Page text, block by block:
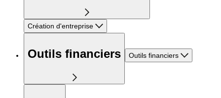
Création d'entreprise
Outils financiers Outils financiers